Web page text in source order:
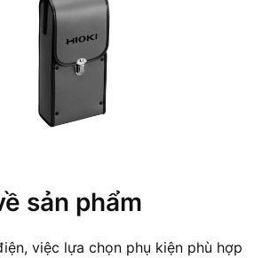
sản phẩm
việc lựa chọn phụ kiện phù hợp